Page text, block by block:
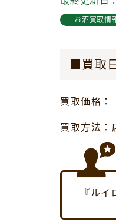
お酒買取情
■買取
買取価格：
買取方法：
『ル